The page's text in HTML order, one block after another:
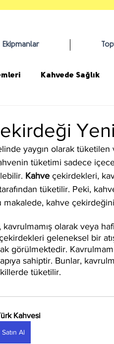
Ekipmanlar
Kahvede Sağlık
yaygın olarak
tüketimi sadece
Kahve çekirdekleri,
tüketilir. Peki,
kahve
olarak veya
geleneksel bir
görülmektedir.
sahiptir. Bunlar,
tüketilir.
Kahvesi
Satın Al